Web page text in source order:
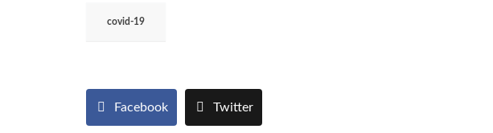
covid-19
Facebook Twitter